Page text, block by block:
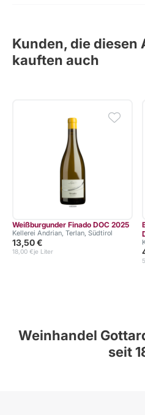
Kunden, die diesen
kauften auch
Weißburgunder Finado DOC 2025
Kellerei Andrian, Terlan, Südtirol
13,50 €
je Liter
18,00 €
Weinhandel
seit